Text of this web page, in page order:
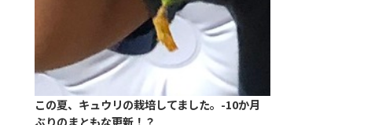
この夏、キュウリの栽培してました。-10か月